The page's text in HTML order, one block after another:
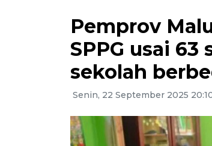
Pemprov
SPPG usai 63
sekolah
Senin, 22 September 2025